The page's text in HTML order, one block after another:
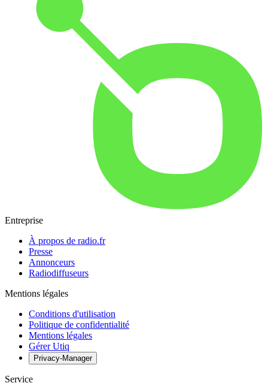
Entreprise
À propos de radio.fr
Presse
Annonceurs
Radiodiffuseurs
Mentions légales
Conditions d'utilisation
Politique de confidentialité
Mentions légales
Gérer Utiq
Privacy-Manager
Service